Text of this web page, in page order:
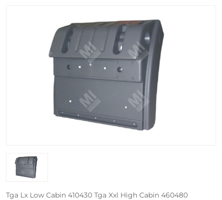
Tga Lx Low Cabin 410430 Tga Xxl High Cabin 460480